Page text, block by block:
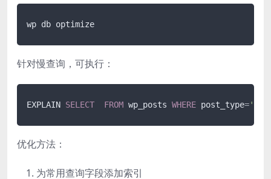
针对慢查询，可执行：
EXPLAIN SELECT FROM wp_posts WHERE post_type=
优化方法：
为常用查询字段添加索引